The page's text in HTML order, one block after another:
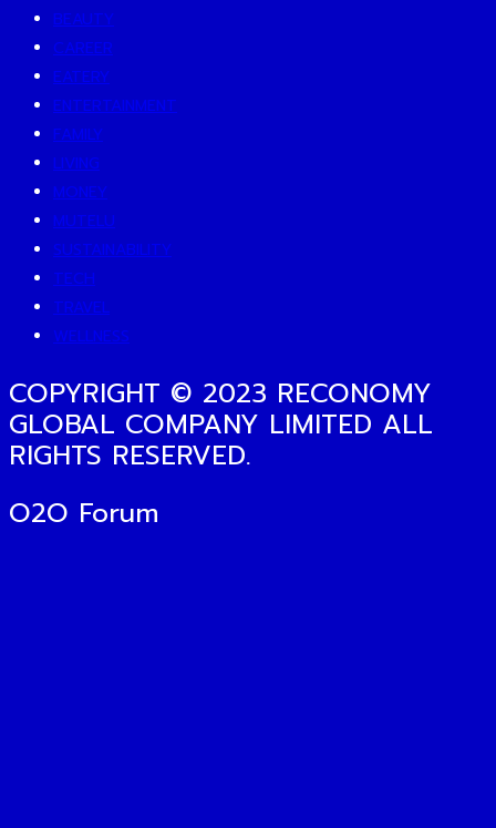
BEAUTY
CAREER
EATERY
ENTERTAINMENT
FAMILY
LIVING
MONEY
MUTELU
SUSTAINABILITY
TECH
TRAVEL
WELLNESS
COPYRIGHT © 2023 RECONOMY
GLOBAL COMPANY LIMITED ALL
RIGHTS RESERVED.
O2O Forum